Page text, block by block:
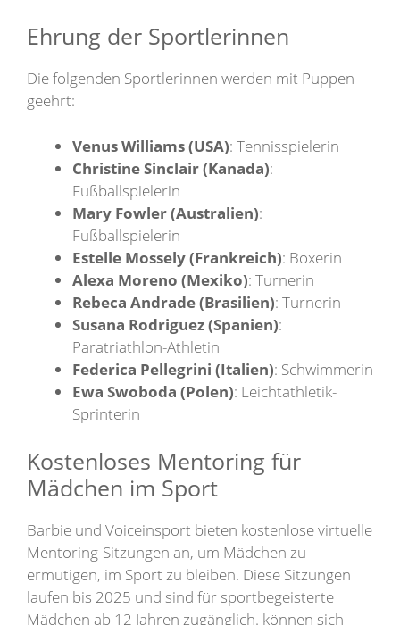
Ehrung der Sportlerinnen
Die folgenden Sportlerinnen werden mit Puppen
geehrt:
Venus Williams (USA): Tennisspielerin
Christine Sinclair (Kanada):
Fußballspielerin
Mary Fowler (Australien):
Fußballspielerin
Estelle Mossely (Frankreich): Boxerin
Alexa Moreno (Mexiko): Turnerin
Rebeca Andrade (Brasilien): Turnerin
Susana Rodriguez (Spanien):
Paratriathlon-Athletin
Federica Pellegrini (Italien): Schwimmerin
Ewa Swoboda (Polen): Leichtathletik-
Sprinterin
Kostenloses Mentoring für
Mädchen im Sport
Barbie und Voiceinsport bieten kostenlose virtuelle
Mentoring-Sitzungen an, um Mädchen zu
ermutigen, im Sport zu bleiben. Diese Sitzungen
laufen bis 2025 und sind für sportbegeisterte
Mädchen ab 12 Jahren zugänglich. können sich